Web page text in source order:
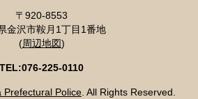
〒920-8553
金沢市鞍月1丁目1番地
(周辺地図)
TEL:076-225-0110
Prefectural Police. All Rights Reserved.